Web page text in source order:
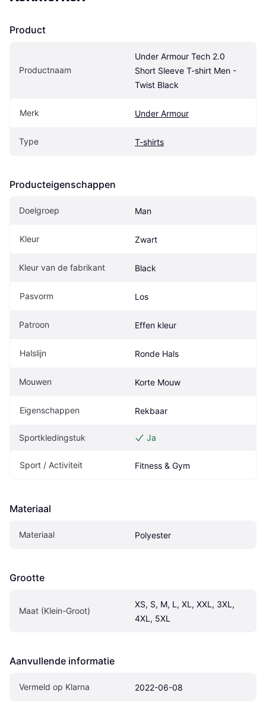
Product
Productnaam
Under Armour Tech 2.0
Short Sleeve T-shirt Men -
Twist Black
Merk Under Armour
Type T-shirts
Producteigenschappen
Doelgroep Man
Kleur Zwart
Kleur van de fabrikant Black
Pasvorm Los
Patroon Effen kleur
Halslijn Ronde Hals
Mouwen Korte Mouw
Eigenschappen Rekbaar
Sportkledingstuk Ja
Sport / Activiteit Fitness & Gym
Materiaal
Materiaal Polyester
Grootte
Maat (Klein-Groot)
XS, S, M, L, XL, XXL, 3XL,
4XL, 5XL
Aanvullende informatie
Vermeld op Klarna 2022-06-08